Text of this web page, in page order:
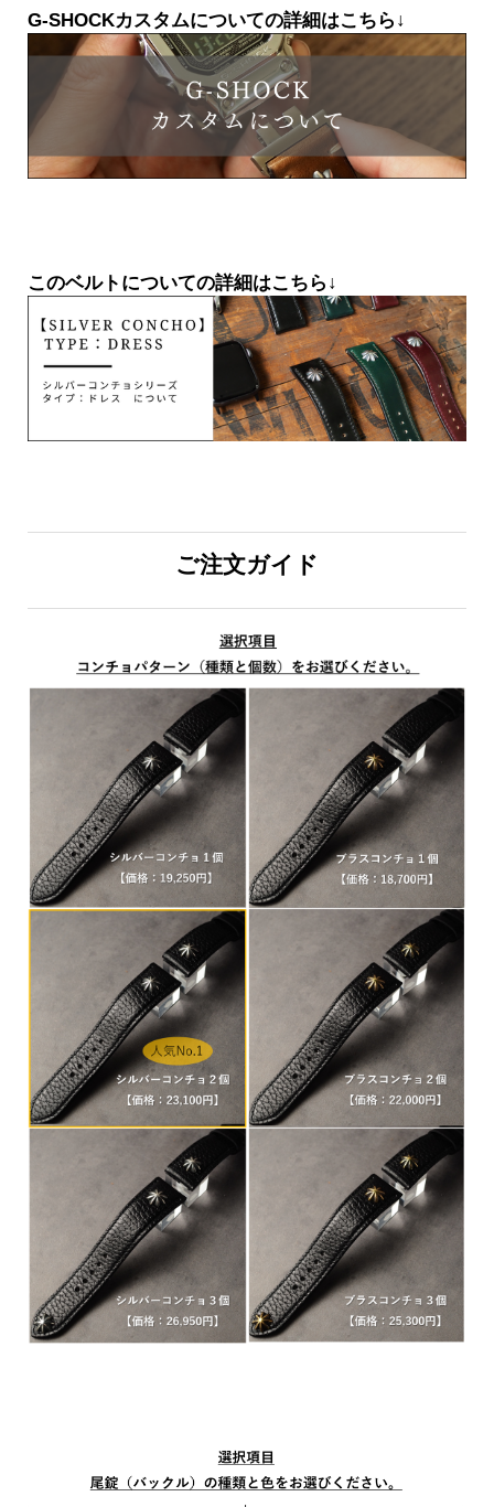
G-SHOCKカスタムについての詳細はこちら↓
このベルトについての詳細はこちら↓
ご注文ガイド